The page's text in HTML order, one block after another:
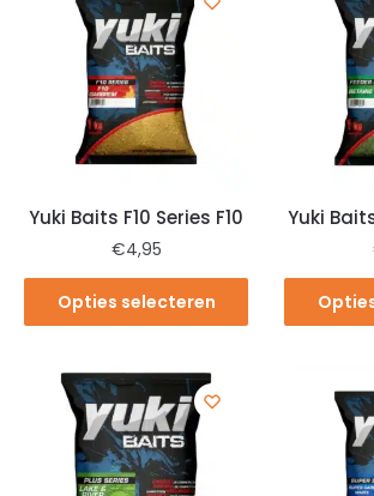
Yuki Baits F10 Series F10
€4,95
Opties selecteren
Yuki